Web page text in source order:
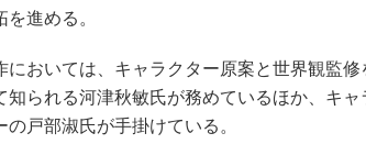
進める。
おいては、キャラクター原案と世界観監修
知られる河津秋敏氏が務めているほか、キャ
の戸部淑氏が手掛けている。